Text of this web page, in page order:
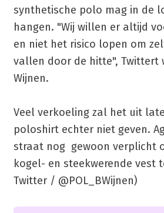
synthetische polo mag in de
hangen. "Wij willen er altijd
en niet het risico lopen om
vallen door de hitte", Twittert
Wijnen.
Veel verkoeling zal het uit
poloshirt echter niet geven.
straat nog gewoon verplicht
kogel- en steekwerende vest
Twitter / @POL_BWijnen)